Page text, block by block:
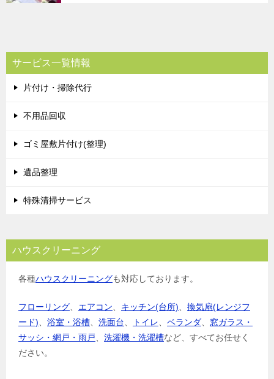
サービス一覧情報
片付け・掃除代行
不用品回収
ゴミ屋敷片付け(整理)
遺品整理
特殊清掃サービス
ハウスクリーニング
各種ハウスクリーニングも対応しております。
フローリング、 エアコン、 キッチン(台所)、 換気扇(レンジフ
ード)、 浴室・浴槽、 洗面台、 トイレ、 ベランダ、 窓ガラス・
サッシ・網戸・雨戸、 洗濯機・洗濯槽など、すべてお任せく
ださい。